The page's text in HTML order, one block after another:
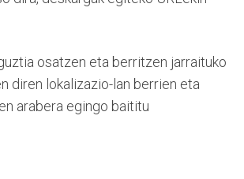
osatzen eta berritzen jarraituko
diren lokalizazio-lan berrien eta
arabera egingo baititu